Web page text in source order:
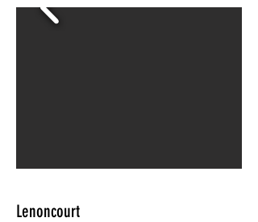
Lenoncourt